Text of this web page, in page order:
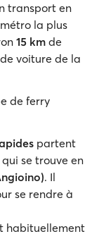
transport en
la plus
15 km de
de voiture de la
de ferry
partent
qui se trouve en
. Il
se rendre à
habituellement